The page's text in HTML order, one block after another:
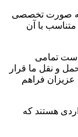
به صورت تخصصی
با آن
تمامی
و نقل ما قرار
عزیزان فراهم
هستند که